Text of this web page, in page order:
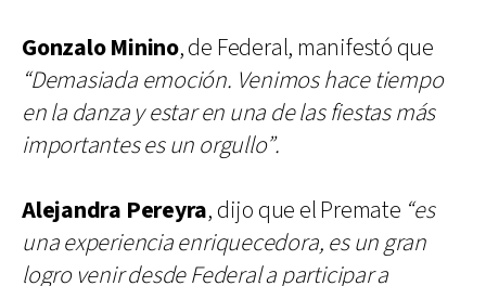
Gonzalo Minino, de Federal, manifestó que
“Demasiada emoción. Venimos hace tiempo
en la danza y estar en una de las fiestas más
importantes es un orgullo”.
Alejandra Pereyra, dijo que el Premate “es
una experiencia enriquecedora, es un gran
logro venir desde Federal a participar a